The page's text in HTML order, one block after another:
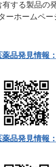
有する製品の
ーホームペ
品発見情報
品発見情報